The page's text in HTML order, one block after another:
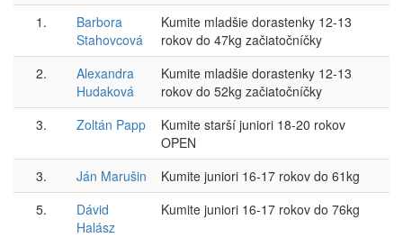
1.
Barbora
Stahovcová
Kumite mladšie dorastenky 12-13
rokov do 47kg začiatočníčky
2.
Alexandra
Hudaková
Kumite mladšie dorastenky 12-13
rokov do 52kg začiatočníčky
3.
Zoltán Papp
Kumite starší juniori 18-20 rokov
OPEN
3.
Ján Marušin
Kumite juniori 16-17 rokov do 61kg
5.
Dávid
Halász
Kumite juniori 16-17 rokov do 76kg